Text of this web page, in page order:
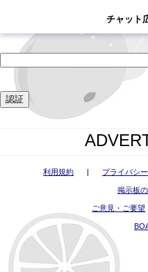
チャット
利用規約 | プライバシ
掲示板
ご意見・ご要望